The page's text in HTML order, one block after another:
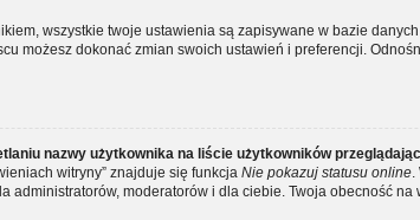
wszystkie twoje ustawienia są zapisywane w bazie
możesz dokonać zmian swoich ustawień i preferencji.
nazwy użytkownika na liście użytkowników
witryny” znajduje się funkcja Nie pokazuj statusu online
administratorów, moderatorów i dla ciebie. Twoja obecność